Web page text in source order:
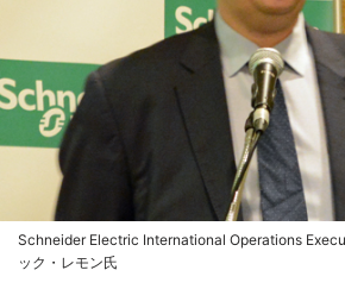
Schneider Electric International Operations
ック・レモン氏